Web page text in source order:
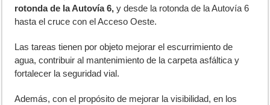
rotonda de la Autovía 6, y desde la rotonda de la Autovía 6
hasta el cruce con el Acceso Oeste.
Las tareas tienen por objeto mejorar el escurrimiento de
agua, contribuir al mantenimiento de la carpeta asfáltica y
fortalecer la seguridad vial.
Además, con el propósito de mejorar la visibilidad, en los